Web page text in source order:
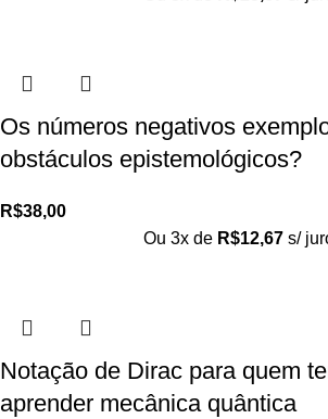
Os números negativos
obstáculos epistemológicos?
R$38,00
Ou 3x de R$12,67 s/
Notação de Dirac para quem
aprender mecânica quântica